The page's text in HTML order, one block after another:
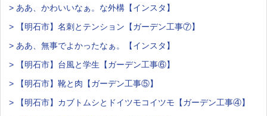
> ああ、かわいいなぁ。な外構【インスタ】
> 【明石市】名刺とテンション【ガーデン工事⑦】
> ああ、無事でよかったなぁ。【インスタ】
> 【明石市】台風と学生【ガーデン工事⑥】
> 【明石市】靴と肉【ガーデン工事⑤】
> 【明石市】カブトムシとドイツモコイツモ【ガーデン工事④】